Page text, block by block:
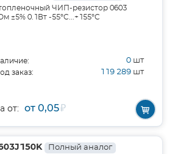
ЧИП-резистор 0603
±5% 0.1Вт -55°C...+155°C
0 шт
заказ: 119 289 шт
от: от 0,05₽
Полный аналог